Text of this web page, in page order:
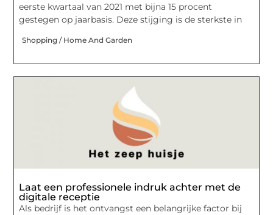
eerste kwartaal van 2021 met bijna 15 procent
gestegen op jaarbasis. Deze stijging is de sterkste in
Shopping / Home And Garden
Laat een professionele indruk achter met de
digitale receptie
Als bedrijf is het ontvangst een belangrijke factor bij